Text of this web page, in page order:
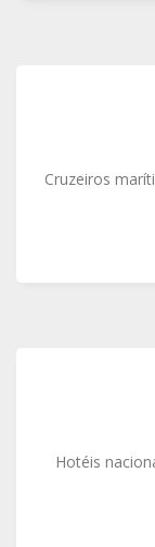
Cruzeiros
Hotéis